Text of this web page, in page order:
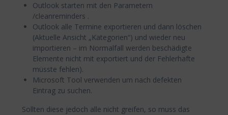
Outlook starten mit den Parametern
/cleanreminders .
Outlook alle Termine exportieren und dann löschen
(Aktuelle Ansicht „Kategorien“) und wieder neu
importieren – im Normalfall werden beschädigte
Elemente nicht mit exportiert und der Fehlerhafte
müsste fehlen).
Microsoft Tool verwenden um nach defekten
Eintrag zu suchen.
Sollten diese jedoch alle nicht greifen, so muss das